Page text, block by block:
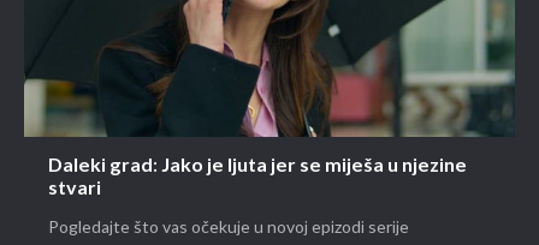
Daleki grad: Jako je ljuta jer se miješa u njezine
stvari
Pogledajte što vas očekuje u novoj epizodi serije